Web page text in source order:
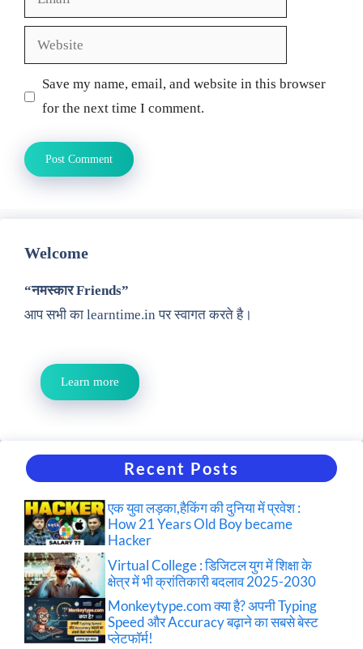
Website
Save my name, email, and website in this browser
for the next time I comment.
Welcome
“नमस्कार Friends”
आप सभी का learntime.in पर स्वागत करते है।
Learn more
Recent Posts
एक युवा लड़का,हैकिंग की दुनिया में प्रवेश :
How 21 Years Old Boy became
Hacker
Virtual College : डिजिटल युग में शिक्षा के
क्षेत्र में भी क्रांतिकारी बदलाव 2025-2030
Monkeytype.com क्या है? अपनी Typing
Speed और Accuracy बढ़ाने का सबसे बेस्ट
प्लेटफॉर्म!